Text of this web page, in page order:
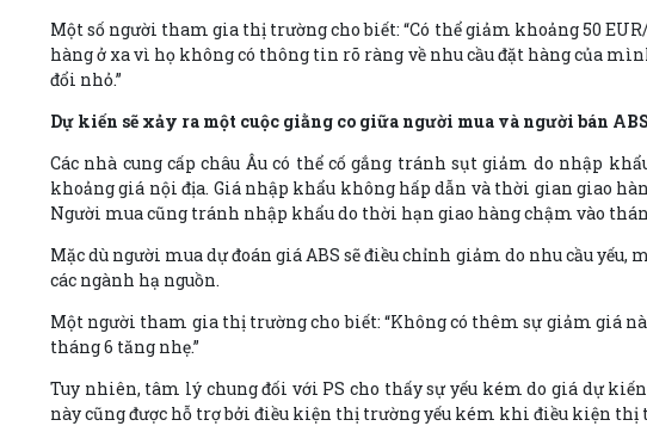
Một số người tham gia thị trường cho biết: “Có thể giảm khoảng 50
hàng ở xa vì họ không có thông tin rõ ràng về nhu cầu đặt hàng của
đổi nhỏ.”
Dự kiến sẽ xảy ra một cuộc giằng co giữa người mua và người bán
Các nhà cung cấp châu Âu có thể cố gắng tránh sụt giảm do nhập
khoảng giá nội địa. Giá nhập khẩu không hấp dẫn và thời gian giao
Người mua cũng tránh nhập khẩu do thời hạn giao hàng chậm vào
Mặc dù người mua dự đoán giá ABS sẽ điều chỉnh giảm do nhu cầu
các ngành hạ nguồn.
Một người tham gia thị trường cho biết: “Không có thêm sự giảm giá
tháng 6 tăng nhẹ.”
Tuy nhiên, tâm lý chung đối với PS cho thấy sự yếu kém do giá dự
này cũng được hỗ trợ bởi điều kiện thị trường yếu kém khi điều kiện